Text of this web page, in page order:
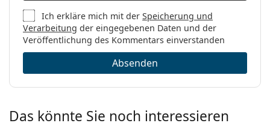
Ich erkläre mich mit derSpeicherung und
Verarbeitung der eingegebenen Daten und der
Veröffentlichung des Kommentars einverstanden
Absenden
Das könnte Sie noch interessieren